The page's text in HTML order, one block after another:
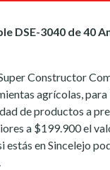
DSE-3040 de 40
Constructor
agrícolas,
de productos a
a $199.900 el
estás en Sincelejo